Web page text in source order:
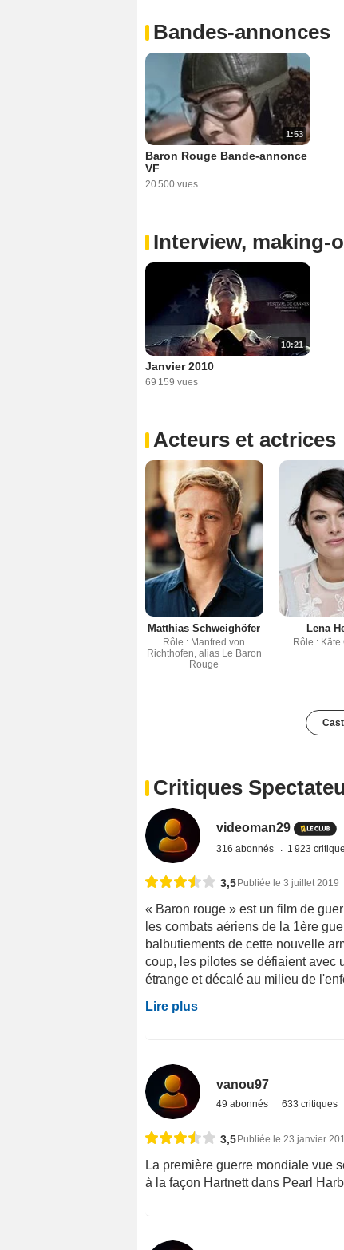
Bandes-annonces
1:53
Baron Rouge Bande-annonce
VF
20 500 vues
Interview, making-
10:21
Janvier 2010
69 159 vues
Acteurs et actrices
Matthias Schweighöfer
Rôle : Manfred von
Richthofen, alias Le Baron
Rouge
Lena
Rôle : Käte
Critiques
videoman29
316 abonnés 1 923
3,5 Publiée le 3 juillet 2019
« Baron rouge » est un film de
les combats aériens de la 1ère
balbutiements de cette nouvelle
coup, les pilotes se défiaient avec
étrange et décalé au milieu de
Lire plus
vanou97
49 abonnés 633 critiques
3,5 Publiée le 23 janvier
La première guerre mondiale vue
à la façon Hartnett dans Pearl